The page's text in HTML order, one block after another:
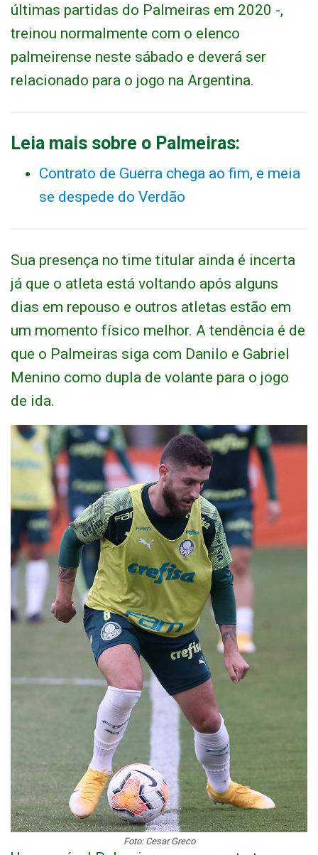
últimas partidas do Palmeiras em 2020 -,
treinou normalmente com o elenco
palmeirense neste sábado e deverá ser
relacionado para o jogo na Argentina.
Leia mais sobre o Palmeiras:
Contrato de Guerra chega ao fim, e meia
se despede do Verdão
Sua presença no time titular ainda é incerta
já que o atleta está voltando após alguns
dias em repouso e outros atletas estão em
um momento físico melhor. A tendência é de
que o Palmeiras siga com Danilo e Gabriel
Menino como dupla de volante para o jogo
de ida.
Foto: Cesar Greco